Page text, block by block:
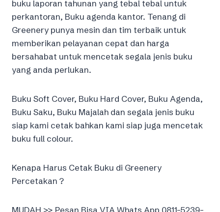
buku laporan tahunan yang tebal tebal untuk
perkantoran, Buku agenda kantor. Tenang di
Greenery punya mesin dan tim terbaik untuk
memberikan pelayanan cepat dan harga
bersahabat untuk mencetak segala jenis buku
yang anda perlukan.
Buku Soft Cover, Buku Hard Cover, Buku Agenda,
Buku Saku, Buku Majalah dan segala jenis buku
siap kami cetak bahkan kami siap juga mencetak
buku full colour.
Kenapa Harus Cetak Buku di Greenery
Percetakan ?